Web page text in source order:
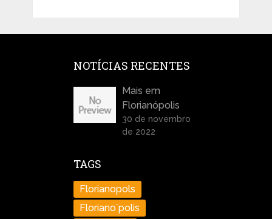
NOTÍCIAS RECENTES
Mais em
Florianópolis
30 de novembro
de 2022
TAGS
Florianopols
Floriano´polis